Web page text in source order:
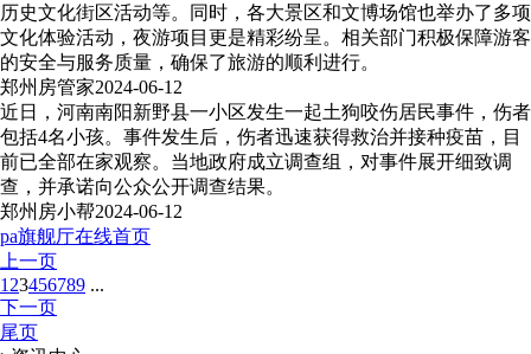
历史文化街区活动等。同时，各大景区和文博场馆也举办了多项
文化体验活动，夜游项目更是精彩纷呈。相关部门积极保障游客
的安全与服务质量，确保了旅游的顺利进行。
郑州房管家2024-06-12
近日，河南南阳新野县一小区发生一起土狗咬伤居民事件，伤者
包括4名小孩。事件发生后，伤者迅速获得救治并接种疫苗，目
前已全部在家观察。当地政府成立调查组，对事件展开细致调
查，并承诺向公众公开调查结果。
郑州房小帮2024-06-12
pa旗舰厅在线首页
上一页
1 23456789 ...
下一页
尾页